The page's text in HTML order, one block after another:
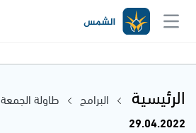
الرئيسية البرامج طاولة الجمعة
29.04.2022